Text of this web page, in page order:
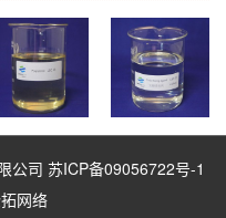
公司 苏ICP备09056722号-1
网络